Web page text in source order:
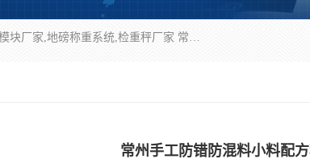
企业环保门禁电子台账系统，称重模块，配料称重系统,称重模块厂家,地磅称重系统,检重秤厂家 常州华青自动化主营：称重模块、无人值守称重系统、配料称重系统、地磅称重系统、检重秤、托利多称重模块等产品。各种称重软件，移动源环保门禁电子台账系统软件。 常州华青自动化系统有限公司7*24的电话支持服务、项目现场开发服务、新功能定制研发服务，产品培训、远程维护，现场安装调试工程等。
常州手工防错防混料小料配